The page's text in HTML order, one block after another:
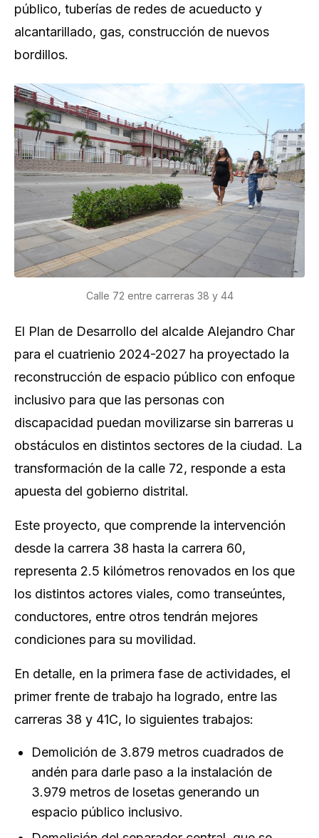
público, tuberías de redes de acueducto y
alcantarillado, gas, construcción de nuevos
bordillos.
Calle 72 entre carreras 38 y 44
El Plan de Desarrollo del alcalde Alejandro Char
para el cuatrienio 2024-2027 ha proyectado la
reconstrucción de espacio público con enfoque
inclusivo para que las personas con
discapacidad puedan movilizarse sin barreras u
obstáculos en distintos sectores de la ciudad. La
transformación de la calle 72, responde a esta
apuesta del gobierno distrital.
Este proyecto, que comprende la intervención
desde la carrera 38 hasta la carrera 60,
representa 2.5 kilómetros renovados en los que
los distintos actores viales, como transeúntes,
conductores, entre otros tendrán mejores
condiciones para su movilidad.
En detalle, en la primera fase de actividades, el
primer frente de trabajo ha logrado, entre las
carreras 38 y 41C, lo siguientes trabajos:
Demolición de 3.879 metros cuadrados de
andén para darle paso a la instalación de
3.979 metros de losetas generando un
espacio público inclusivo.